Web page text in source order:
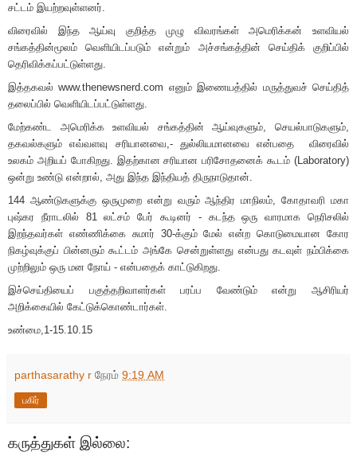
சட்டம் இயற்றவுள்ளனர்.
விரைவில் இந்த ஆய்வு குறித்த முழு விவரங்கள் அமெரிக்கன் உளவியல்
சங்கத்தின்மூலம் வெளியிடப்படும் என்றும் அச்சங்கத்தின் செய்திக் குறிப்பில்
தெரிவிக்கப்பட்டுள்ளது.
இத்தகவல் www.thenewsnerd.com எனும் இணையத்தில் மருத்துவச் செய்தித்
தலைப்பில் வெளியிடப்பட்டுள்ளது.
மேற்கண்ட அமெரிக்க உளவியல் சங்கத்தின் ஆய்வுகளும், செயல்பாடுகளும்,
தகவல்களும் எவ்வளவு சரியானவை,- துல்லியமானவை என்பதை விரைவில்
உலகம் அறியப் போகிறது. இதற்கான சரியான பரிசோதனைக் கூடம் (Laboratory)
ஒன்று உண்டு என்றால், அது இந்த இந்தியத் திருநாடுதான்.
144 ஆண்டுகளுக்கு ஒருமுறை என்று வரும் ஆந்திர மாநிலம், கோதாவரி மகா
புஷ்கர நீராடலில் 81 லட்சம் பேர் கூடினர் - கடந்த ஒரு வாரமாக நெரிசலில்
இறந்தவர்கள் எண்ணிக்கை சுமார் 30-க்கும் மேல் என்ற கொடுமையான கோர
நிகழ்வுக்குப் பின்னரும் கூட்டம் அங்கே சென்றுள்ளது என்பது கடவுள் நம்பிக்கை
முற்றிலும் ஒரு மன நோய் - என்பதைக் காட்டுகிறது.
இச்செய்தியைப் பகுத்தறிவாளர்கள் பரப்ப வேண்டும் என்று ஆசிரியர்
அறிக்கையில் கேட்டுக்கொண்டார்கள்.
உண்மை,1-15.10.15
parthasarathy r நேரம் 9:19 AM
பகிர்
கருத்துகள் இல்லை: